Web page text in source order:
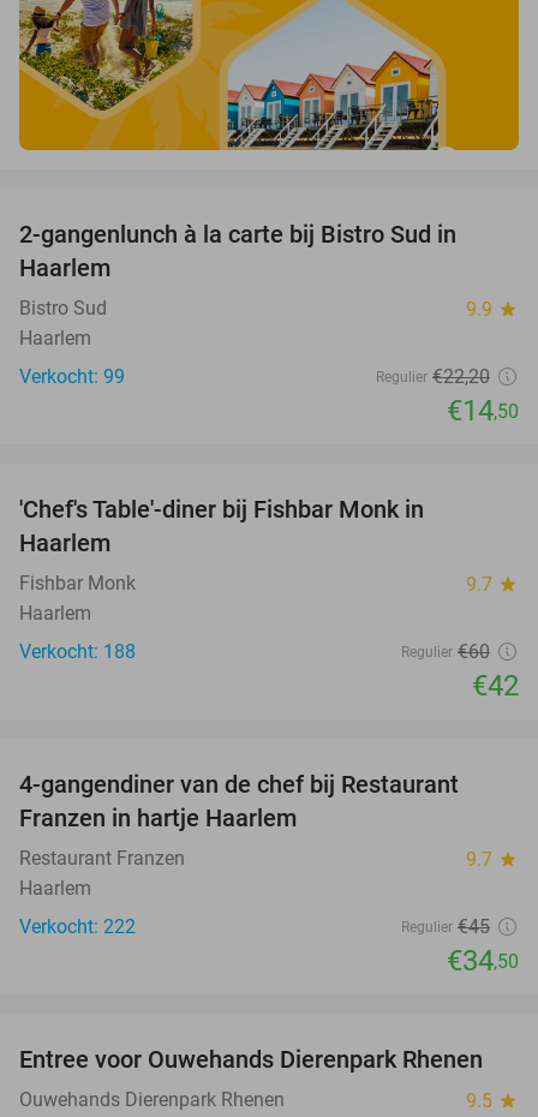
2-gangenlunch à la carte bij Bistro Sud in
Haarlem
Bistro Sud 9.9 star
Haarlem
Verkocht: 99
Regulier €22,20
€14,50
'Chef's Table'-diner bij Fishbar Monk in
Haarlem
Fishbar Monk 9.7 star
Haarlem
Verkocht: 188
Regulier €60
€42
4-gangendiner van de chef bij Restaurant
Franzen in hartje Haarlem
Restaurant Franzen 9.7 star
Haarlem
Verkocht: 222
Regulier €45
€34,50
19%
Entree voor Ouwehands Dierenpark Rhenen
Ouwehands Dierenpark Rhenen 9.5 star